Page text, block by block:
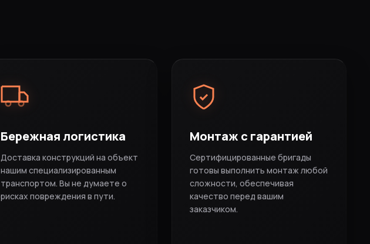
Бережная логистика
Доставка конструкций на объект
нашим специализированным
транспортом. Вы не думаете о
рисках повреждения в пути.
Монтаж с гарантией
Сертифицированные бригады
готовы выполнить монтаж любой
сложности, обеспечивая
качество перед вашим
заказчиком.